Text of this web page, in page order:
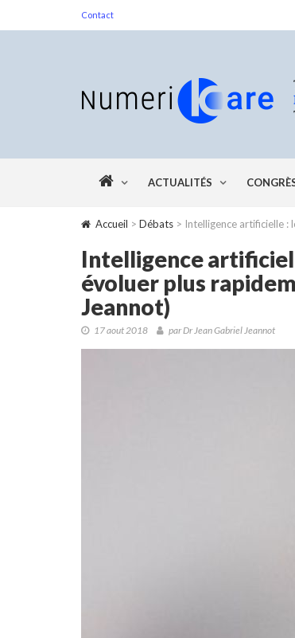
Contact
ACTUALITÉS
Accueil > Débats > Intelligence artificielle :
Intelligence
évoluer plus
Jeannot)
17 aout 2018 parDr Jean Gabriel Jeannot